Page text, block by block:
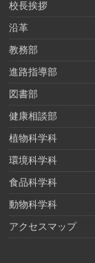
校長挨拶
沿革
教務部
進路指導部
図書部
健康相談部
植物科学科
環境科学科
食品科学科
動物科学科
アクセスマップ